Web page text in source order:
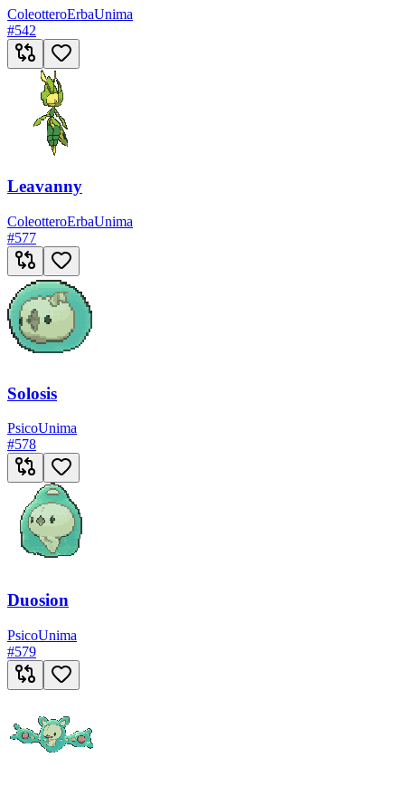
ColeotteroErbaUnima
#542
Leavanny
ColeotteroErbaUnima
#577
Solosis
PsicoUnima
#578
Duosion
PsicoUnima
#579